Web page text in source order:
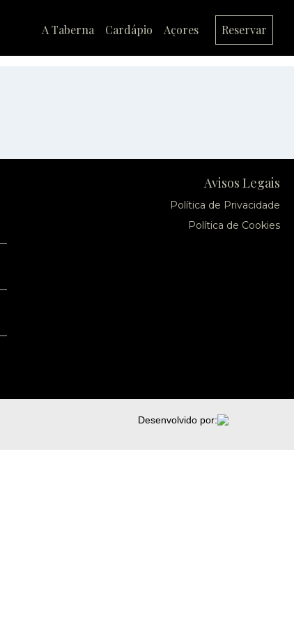
A Taberna Cardápio Açores Reservar
Avisos Legais
Política de Privacidade
Política de Cookies
Desenvolvido por: